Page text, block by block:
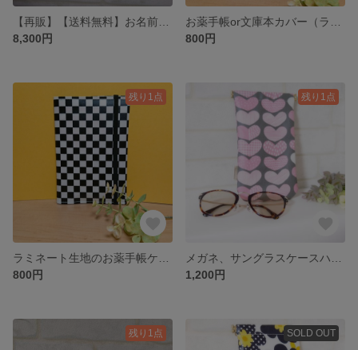
8,300円
800円
残り1点
800円
残り1点
1,200円
残り1点 SOLD OUT